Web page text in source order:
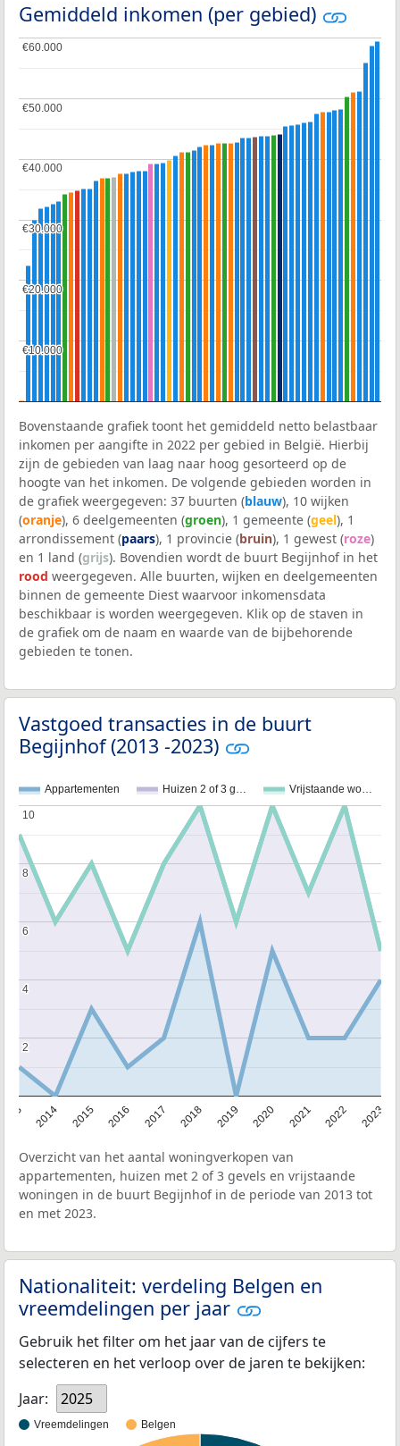
Gemiddeld inkomen (per gebied)
€10.000
€10.000
€20.000
€20.000
€30.000
€30.000
€40.000
€40.000
€50.000
€50.000
€60.000
€60.000
Bovenstaande grafiek toont het gemiddeld netto belastbaar
inkomen per aangifte in 2022 per gebied in België. Hierbij
zijn de gebieden van laag naar hoog gesorteerd op de
hoogte van het inkomen. De volgende gebieden worden in
de grafiek weergegeven: 37 buurten (blauw), 10 wijken
(oranje), 6 deelgemeenten (groen), 1 gemeente (geel), 1
arrondissement (paars), 1 provincie (bruin), 1 gewest (roze)
en 1 land (grijs). Bovendien wordt de buurt Begijnhof in het
rood weergegeven. Alle buurten, wijken en deelgemeenten
binnen de gemeente Diest waarvoor inkomensdata
beschikbaar is worden weergegeven. Klik op de staven in
de grafiek om de naam en waarde van de bijbehorende
gebieden te tonen.
Vastgoed transacties in de buurt
Begijnhof (2013 -2023)
Appartementen Huizen 2 of 3 g… Vrijstaande wo…
2014 2015 2016 2017 2018 2019 2020 2021 2022 2023
2
2
4
4
6
6
8
8
10
10
Overzicht van het aantal woningverkopen van
appartementen, huizen met 2 of 3 gevels en vrijstaande
woningen in de buurt Begijnhof in de periode van 2013 tot
en met 2023.
Nationaliteit: verdeling Belgen en
vreemdelingen per jaar
Gebruik het filter om het jaar van de cijfers te
selecteren en het verloop over de jaren te bekijken:
Jaar:
2025
Vreemdelingen Belgen